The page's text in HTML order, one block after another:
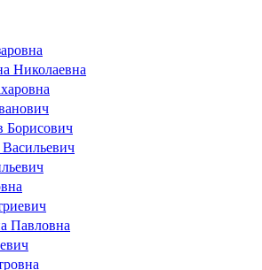
Николаевна
Борисович
Павловна